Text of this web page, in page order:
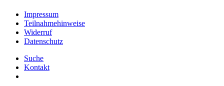
Impressum
Teilnahmehinweise
Widerruf
Datenschutz
Suche
Kontakt